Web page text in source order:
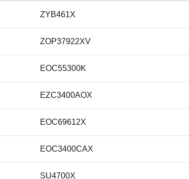
ZYB461X
ZOP37922XV
EOC55300K
EZC3400AOX
EOC69612X
EOC3400CAX
SU4700X